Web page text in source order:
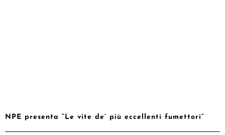
NPE presenta “Le vite de’ più eccellenti fumettori”